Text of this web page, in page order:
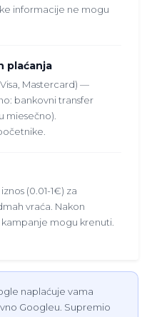
informacije ne mogu
plaćanja
Mastercard) —
bankovni transfer
miesečno).
(0.01-1€) za
vraća. Nakon
mogu krenuti.
naplaćuje vama
Googleu. Supremio